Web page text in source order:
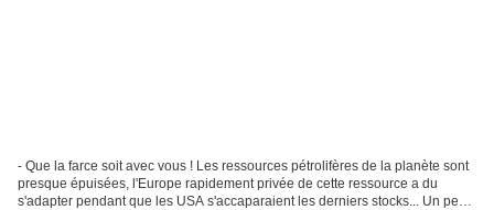
- Que la farce soit avec vous ! Les ressources pétrolifères de la planète sont
presque épuisées, l'Europe rapidement privée de cette ressource a du
s'adapter pendant que les USA s'accaparaient les derniers stocks... Un peu